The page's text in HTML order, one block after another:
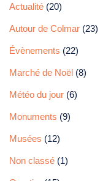
Actualité (20)
Autour de Colmar (23)
Évènements (22)
Marché de Noël (8)
Météo du jour (6)
Monuments (9)
Musées (12)
Non classé (1)